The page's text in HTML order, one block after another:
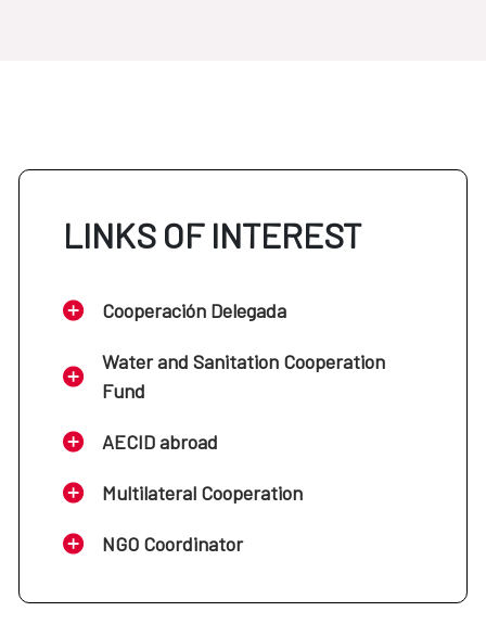
LINKS OF INTEREST
Cooperación Delegada
Water and Sanitation Cooperation
Fund
AECID abroad
Multilateral Cooperation
NGO Coordinator